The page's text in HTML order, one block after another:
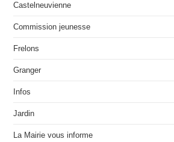
Castelneuvienne
Commission jeunesse
Frelons
Granger
Infos
Jardin
La Mairie vous informe